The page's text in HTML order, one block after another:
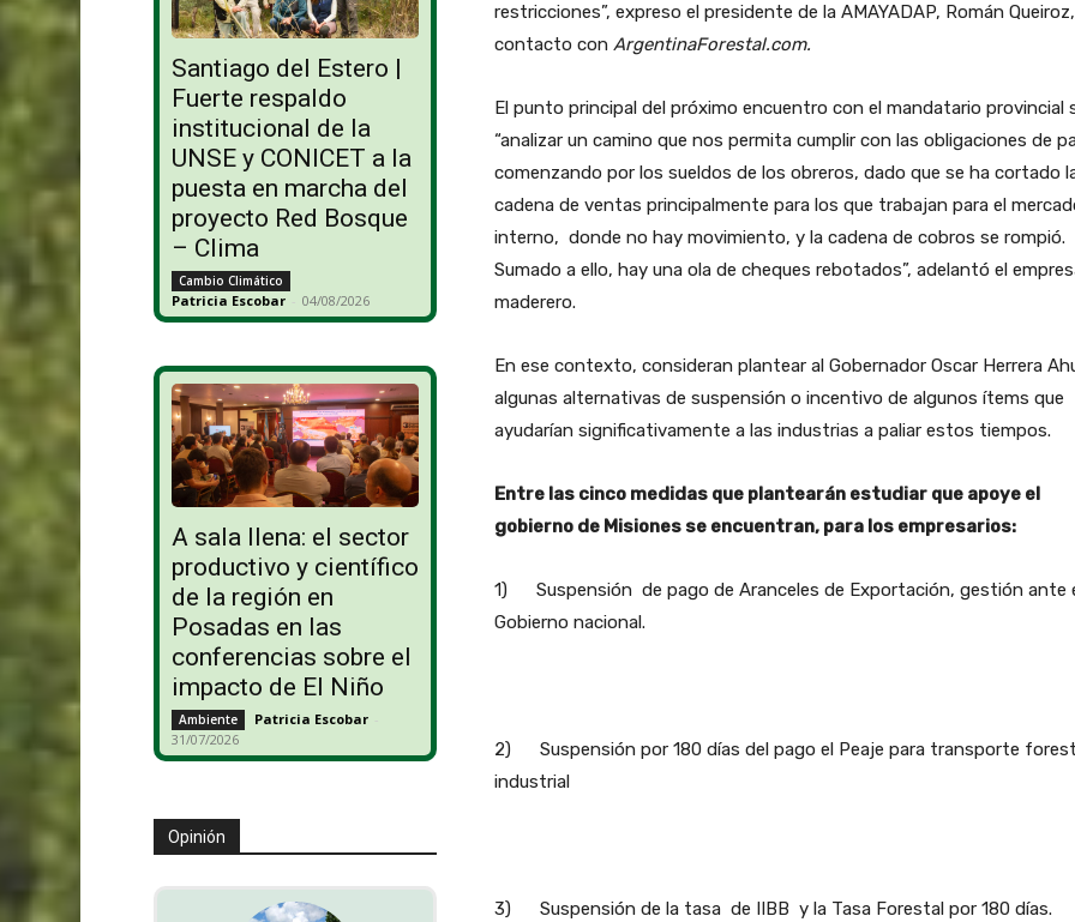
Santiago del Estero |
Fuerte respaldo
institucional de la
UNSE y CONICET a la
puesta en marcha del
proyecto Red Bosque
– Clima
Cambio Climático
Patricia Escobar - 04/08/2026
A sala llena: el sector
productivo y científico
de la región en
Posadas en las
conferencias sobre el
impacto de El Niño
Ambiente Patricia Escobar -
31/07/2026
Opinión
restricciones”, expreso el presidente de la AMAYADAP, Román
contacto con ArgentinaForestal.com.
El punto principal del próximo encuentro con el mandatario provincial
“analizar un camino que nos permita cumplir con las obligaciones de
comenzando por los sueldos de los obreros, dado que se ha cortado
cadena de ventas principalmente para los que trabajan para el
interno, donde no hay movimiento, y la cadena de cobros se rompió.
Sumado a ello, hay una ola de cheques rebotados”, adelantó el
maderero.
En ese contexto, consideran plantear al Gobernador Oscar Herrera
algunas alternativas de suspensión o incentivo de algunos ítems que
ayudarían significativamente a las industrias a paliar estos tiempos.
Entre las cinco medidas que plantearán estudiar que apoye el
gobierno de Misiones se encuentran, para los empresarios:
1) Suspensión de pago de Aranceles de Exportación, gestión ante
Gobierno nacional.
2) Suspensión por 180 días del pago el Peaje para transporte
industrial
3) Suspensión de la tasa de IIBB y la Tasa Forestal por 180 días.